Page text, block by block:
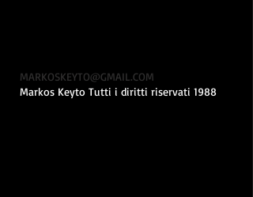
MARKOSKEYTO@GMAIL.COM
Markos Keyto Tutti i diritti riservati 1988